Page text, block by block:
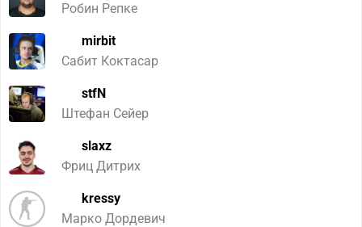
Робин Репке
mirbit
Сабит Коктасар
stfN
Штефан Сейер
slaxz
Фриц Дитрих
kressy
Марко Дордевич